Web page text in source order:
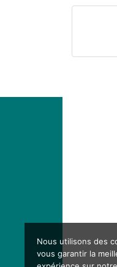
Nous utilisons des
vous garantir la